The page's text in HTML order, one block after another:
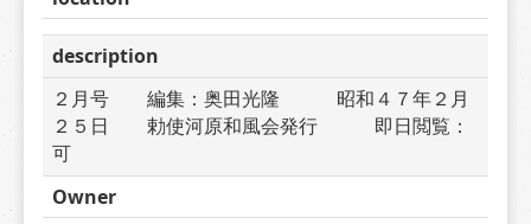
description
２月号　　編集：奥田光隆　　　昭和４７年２月
２５日　　勅使河原和風会発行　　　即日閲覧：
可
Owner